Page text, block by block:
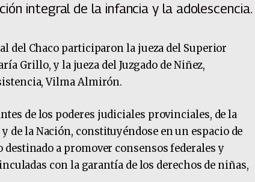
integral de la infancia y la adolescencia.
del Chaco participaron la jueza del Superior
Grillo, y la jueza del Juzgado de Niñez,
Vilma Almirón.
de los poderes judiciales provinciales, de la
de la Nación, constituyéndose en un espacio de
a promover consensos federales y
con la garantía de los derechos de niñas,